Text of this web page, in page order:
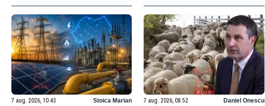
suveranitate”
unor discursuri iresponsabile în
spaţiul public”
7 aug. 2026, 10:43 Stoica Marian 7 aug. 2026, 08:52 Daniel Onescu